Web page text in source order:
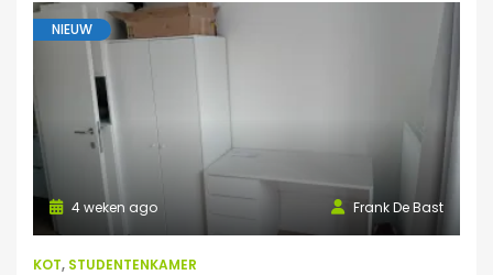
NIEUW
Frank De Bast
4 weken ago
KOT, STUDENTENKAMER